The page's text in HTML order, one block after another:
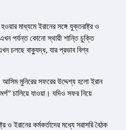
মাধ্যমে ইরানের সঙ্গে যুক্তরাষ্ট্র ও
পর্যন্ত কোনো স্থায়ী শান্তি চুক্তি
চলছে বাক্যুদ্ধ, যার প্রভাব বিশ্ব
মুনিরের সফরের উদ্দেশ্য হলো ইরান
চালিয়ে যাওয়া। যদিও সফর নিয়ে
ও ইরানের কর্মকর্তাদের মধ্যে সরাসরি বৈঠক